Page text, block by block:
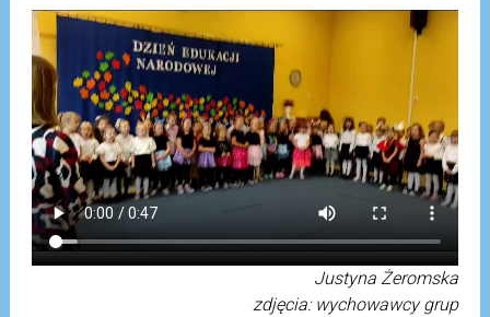
Justyna Żeromska
zdjęcia: wychowawcy grup